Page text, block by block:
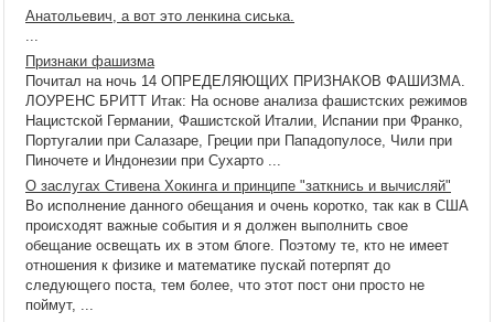
Анатольевич, а вот это ленкина сиська.
Признаки фашизма
Почитал на ночь 14 ОПРЕДЕЛЯЮЩИХ ПРИЗНАКОВ ФАШИЗМА.
ЛОУРЕНС БРИТТ Итак: На основе анализа фашистских режимов
Нацистской Германии, Фашистской Италии, Испании при Франко,
Португалии при Салазаре, Греции при Пападопулосе, Чили при
Пиночете и Индонезии при Сухарто ...
О заслугах Стивена Хокинга и принципе "заткнись и вычисляй"
Во исполнение данного обещания и очень коротко, так как в США
происходят важные события и я должен выполнить свое
обещание освещать их в этом блоге. Поэтому те, кто не имеет
отношения к физике и математике пускай потерпят до
следующего поста, тем более, что этот пост они просто не
поймут, ...